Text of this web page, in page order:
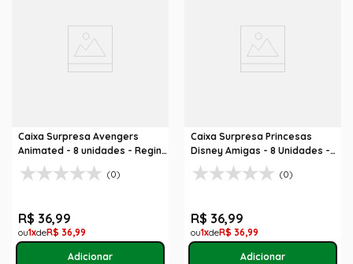
Caixa Surpresa Avengers
Animated - 8 unidades - Regina
Festas
(0)
R$ 36,99
1 R$ 36,99
Caixa Surpresa Princesas
Disney Amigas - 8 Unidades -
Regina Festas
(0)
R$ 36,99
1 R$ 36,99